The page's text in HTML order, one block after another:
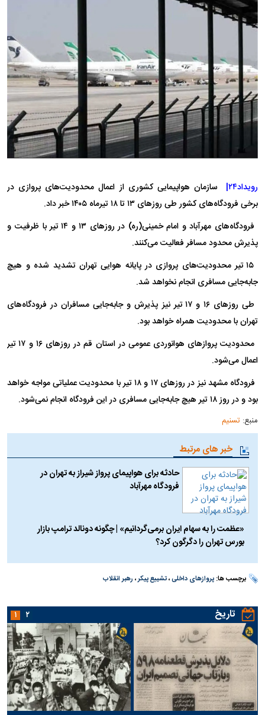
رویداد۲۴|
سازمان هواپیمایی کشوری از اعمال محدودیت‌های پروازی در
برخی فرودگاه‌های کشور طی روزهای ۱۳ تا ۱۸ تیرماه ۱۴۰۵ خبر داد.
فرودگاه‌های مهرآباد و امام خمینی(ره) در روزهای ۱۳ و ۱۴ تیر با ظرفیت و
پذیرش محدود مسافر فعالیت می‌کنند.
۱۵ تیر محدودیت‌های پروازی در پایانه هوایی تهران تشدید شده و هیچ
جابه‌جایی مسافری انجام نخواهد شد.
طی روزهای ۱۶ و ۱۷ تیر نیز پذیرش و جابه‌جایی مسافران در فرودگاه‌های
تهران با محدودیت همراه خواهد بود.
محدودیت پروازهای هوانوردی عمومی در استان قم در روزهای ۱۶ و ۱۷ تیر
اعمال می‌شود.
فرودگاه مشهد نیز در روزهای ۱۷ و ۱۸ تیر با محدودیت عملیاتی مواجه خواهد
بود و در روز ۱۸ تیر هیچ جابه‌جایی مسافری در این فرودگاه انجام نمی‌شود.
منبع:تسنیم
خبر های مرتبط
حادثه برای هواپیمای پرواز شیراز به تهران در
فرودگاه مهرآباد
«عظمت را به سهام ایران برمی‌گردانیم» | چگونه دونالد ترامپ بازار
بورس تهران را دگرگون کرد؟
برچسب ها:پروازهای داخلی،تشییع پیکر، رهبر انقلاب
تاریخ ۱ ۲